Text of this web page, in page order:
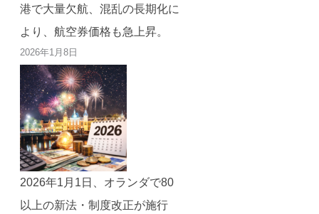
港で大量欠航、混乱の長期化に
より、航空券価格も急上昇。
2026年1月8日
2026年1月1日、オランダで80
以上の新法・制度改正が施行